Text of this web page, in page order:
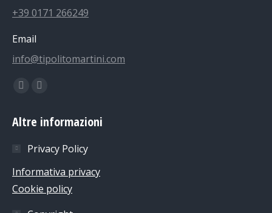
+39 0171 266249
Email
info@tipolitomartini.com
Find us on:
Facebook
opens
new
window
Instagram
opens
new
window
Altre informazioni
Privacy Policy
Informativa privacy
Cookie policy